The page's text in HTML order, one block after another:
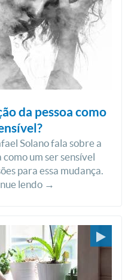
da pessoa como
Solano fala sobre a
um ser sensível
para essa mudança.
lendo →